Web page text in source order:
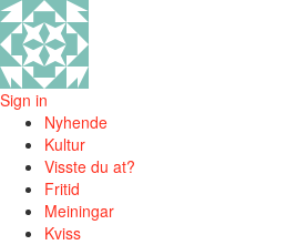
Sign in
Nyhende
Kultur
Visste du at?
Fritid
Meiningar
Kviss